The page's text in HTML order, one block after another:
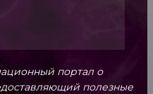
портал о
полезные